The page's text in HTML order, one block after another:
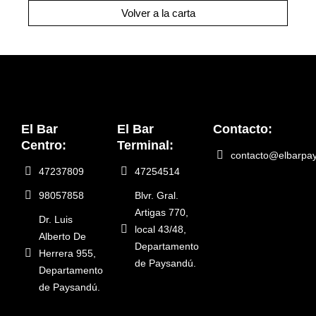
Volver a la carta
El Bar
Centro:
47237809
98057858
Dr. Luis
Alberto De
Herrera 955,
Departamento
de Paysandú.
El Bar
Terminal:
47254514
Blvr. Gral.
Artigas 770,
local 43/48,
Departamento
de Paysandú.
Contacto: